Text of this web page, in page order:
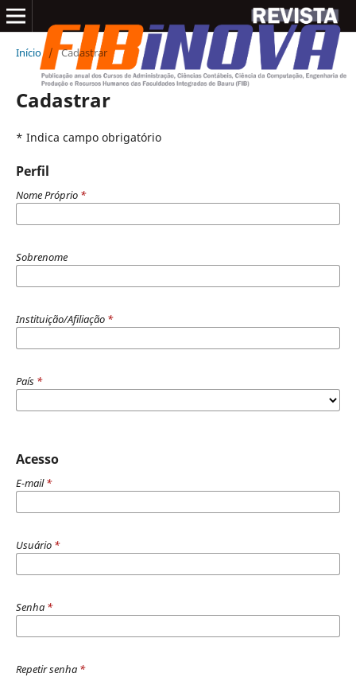
Início / Cadastrar
Cadastrar
* Indica campo obrigatório
Perfil
Nome Próprio *
Sobrenome
Instituição/Afiliação *
País *
Acesso
E-mail*
Usuário *
Senha *
Repetir senha *